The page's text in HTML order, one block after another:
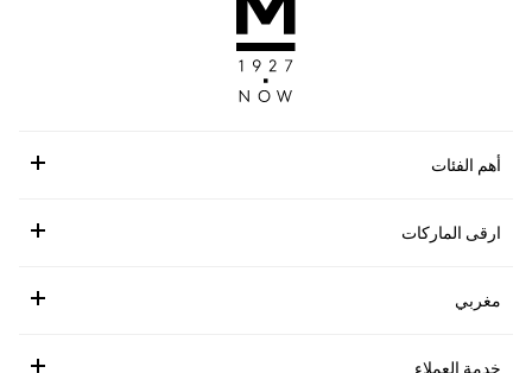
أهم الفئات
ارقى الماركات
مغربي
خدمة العملاء